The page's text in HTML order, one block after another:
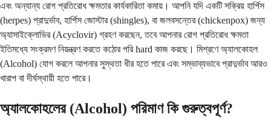
এবং অন্যান্য রোগ প্রতিরোধ ক্ষমতার কার্যকারিতা কমায়। আপনি যদি একটি সক্রিয় হার্পিস
(herpes) প্রাদুর্ভাব, হার্পিস জোস্টার (shingles), বা জলবসন্তের (chickenpox) জন্য
অ্যাসাইক্লোভির (Acyclovir) গ্রহণ করছেন, তবে আপনার রোগ প্রতিরোধ ক্ষমতা
ইতিমধ্যে সংক্রমণ নিয়ন্ত্রণ করতে কঠোর পরি hard কাজ করছে। মিশ্রণে অ্যালকোহল
(Alcohol) যোগ করলে আপনার সুস্থতা ধীর হতে পারে এবং সম্ভাব্যভাবে প্রাদুর্ভাব আরও
খারাপ বা দীর্ঘস্থায়ী হতে পারে।
অ্যালকোহলের (Alcohol) পরিমাণ কি গুরুত্বপূর্ণ?